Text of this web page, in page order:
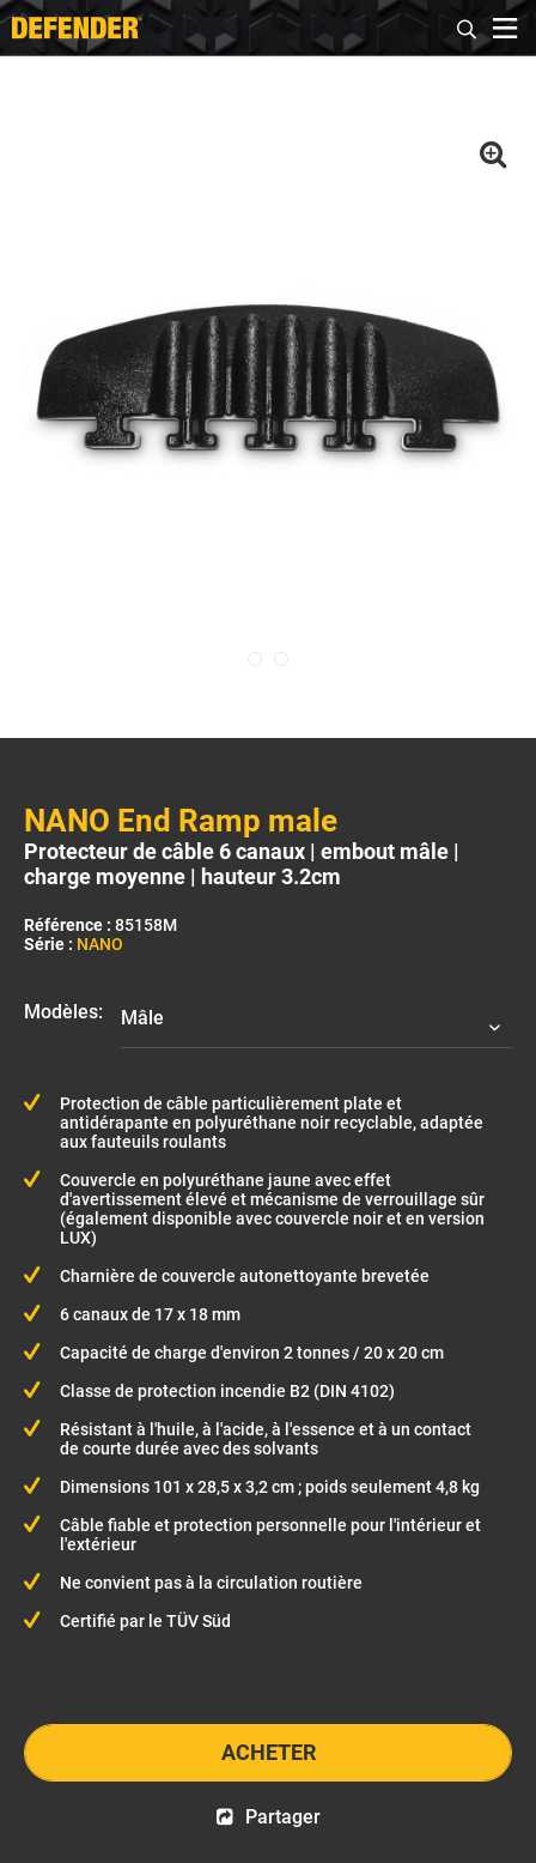
NANO End Ramp male
Protecteur de câble 6 canaux | embout mâle |
charge moyenne | hauteur 3.2cm
Référence : 85158M
Série : NANO
Modèles:
Protection de câble particulièrement plate et
antidérapante en polyuréthane noir recyclable, adaptée
aux fauteuils roulants
Couvercle en polyuréthane jaune avec effet
d'avertissement élevé et mécanisme de verrouillage sûr
(également disponible avec couvercle noir et en version
LUX)
Charnière de couvercle autonettoyante brevetée
6 canaux de 17 x 18 mm
Capacité de charge d'environ 2 tonnes / 20 x 20 cm
Classe de protection incendie B2 (DIN 4102)
Résistant à l'huile, à l'acide, à l'essence et à un contact
de courte durée avec des solvants
Dimensions 101 x 28,5 x 3,2 cm ; poids seulement 4,8 kg
Câble fiable et protection personnelle pour l'intérieur et
l'extérieur
Ne convient pas à la circulation routière
Certifié par le TÜV Süd
ACHETER
Partager